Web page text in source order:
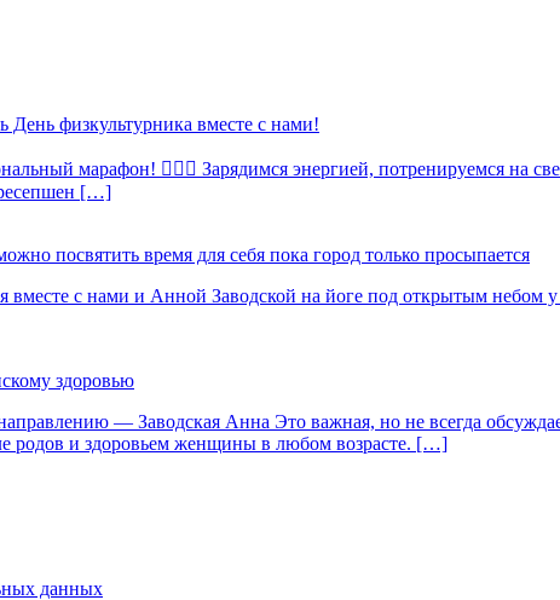
День физкультурника вместе с нами!
марафон! 🏃🏻‍♀️ Зарядимся энергией, потренируемся на
[…]
посвятить время для себя пока город только просыпается
вместе с нами и Анной Заводской на йоге под открытым
здоровью
— Заводская Анна Это важная, но не всегда
родов и здоровьем женщины в любом возрасте. […]
данных